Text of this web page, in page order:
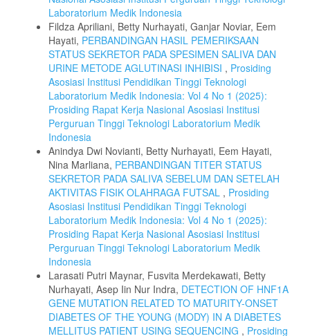
Laboratorium Medik Indonesia
Fildza Apriliani, Betty Nurhayati, Ganjar Noviar, Eem
Hayati, PERBANDINGAN HASIL PEMERIKSAAN
STATUS SEKRETOR PADA SPESIMEN SALIVA DAN
URINE METODE AGLUTINASI INHIBISI , Prosiding
Asosiasi Institusi Pendidikan Tinggi Teknologi
Laboratorium Medik Indonesia: Vol 4 No 1 (2025):
Prosiding Rapat Kerja Nasional Asosiasi Institusi
Perguruan Tinggi Teknologi Laboratorium Medik
Indonesia
Anindya Dwi Novianti, Betty Nurhayati, Eem Hayati,
Nina Marliana, PERBANDINGAN TITER STATUS
SEKRETOR PADA SALIVA SEBELUM DAN SETELAH
AKTIVITAS FISIK OLAHRAGA FUTSAL , Prosiding
Asosiasi Institusi Pendidikan Tinggi Teknologi
Laboratorium Medik Indonesia: Vol 4 No 1 (2025):
Prosiding Rapat Kerja Nasional Asosiasi Institusi
Perguruan Tinggi Teknologi Laboratorium Medik
Indonesia
Larasati Putri Maynar, Fusvita Merdekawati, Betty
Nurhayati, Asep Iin Nur Indra, DETECTION OF HNF1A
GENE MUTATION RELATED TO MATURITY-ONSET
DIABETES OF THE YOUNG (MODY) IN A DIABETES
MELLITUS PATIENT USING SEQUENCING , Prosiding